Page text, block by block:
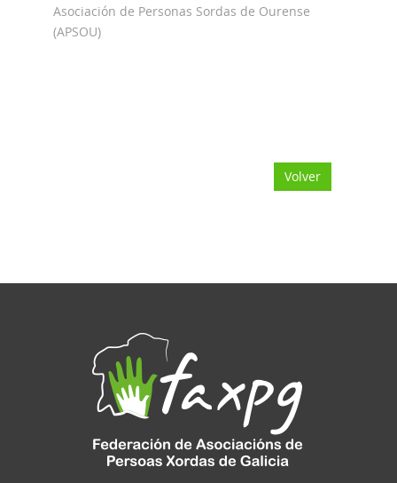
Asociación de Personas Sordas de Ourense
(APSOU)
Volver